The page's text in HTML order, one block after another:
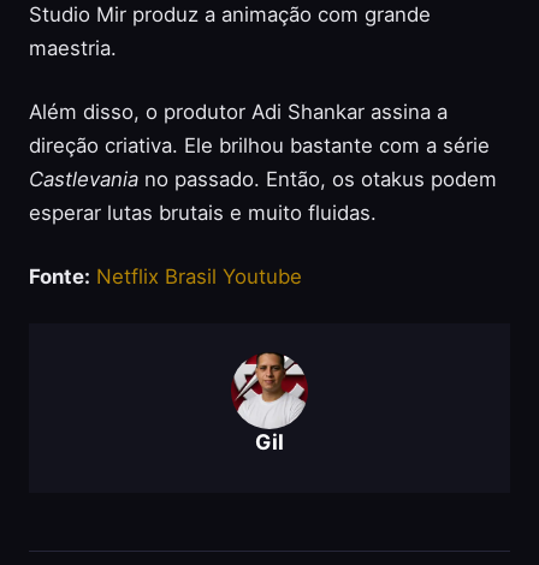
Studio Mir produz a animação com grande
maestria.
Além disso, o produtor Adi Shankar assina a
direção criativa. Ele brilhou bastante com a série
Castlevania no passado. Então, os otakus podem
esperar lutas brutais e muito fluidas.
Fonte: Netflix Brasil Youtube
Gil